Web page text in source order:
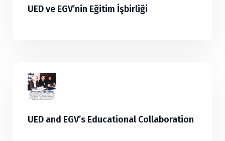
UED ve EGV’nin Eğitim İşbirliği
UED and EGV’s Educational Collaboration